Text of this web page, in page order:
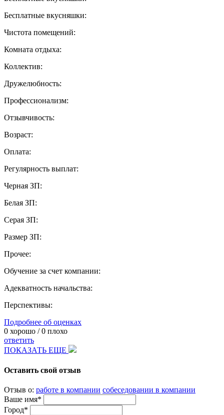
Бесплатные вкусняшки:
Чистота помещений:
Комната отдыха:
Коллектив:
Дружелюбность:
Профессионализм:
Отзывчивость:
Возраст:
Оплата:
Регулярность выплат:
Черная ЗП:
Белая ЗП:
Серая ЗП:
Размер ЗП:
Прочее:
Обучение за счет компании:
Адекватность начальства:
Перспективы:
Подробнее об оценках
0 хорошо /0 плохо
ответить
ПОКАЗАТЬ ЕЩЕ
Оставить свой отзыв
Отзыв о: работе в компании собеседовании в компании
Ваше имя*
Город*